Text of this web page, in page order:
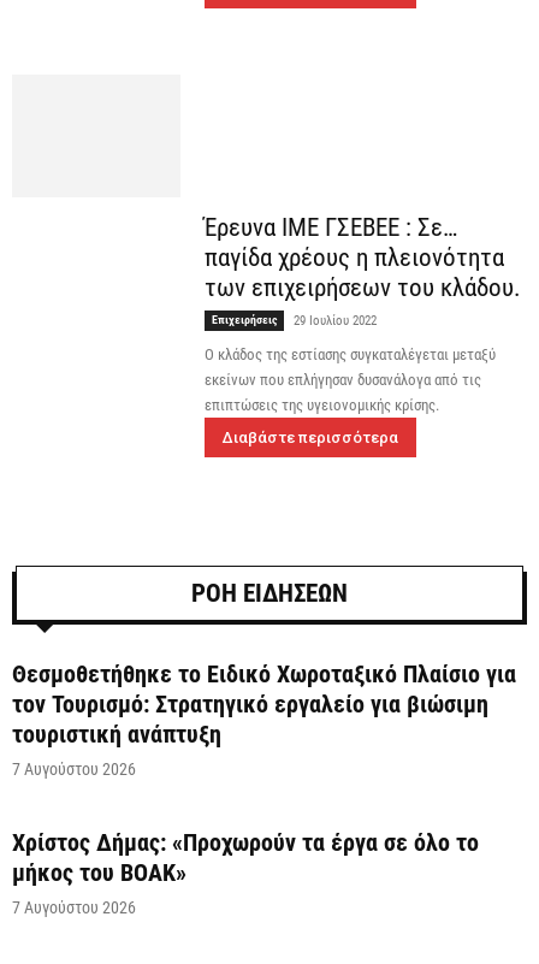
Έρευνα ΙΜΕ ΓΣΕΒΕΕ : Σε…
παγίδα χρέους η πλειονότητα
των επιχειρήσεων του κλάδου.
Επιχειρήσεις 29 Ιουλίου 2022
Ο κλάδος της εστίασης συγκαταλέγεται μεταξύ
εκείνων που επλήγησαν δυσανάλογα από τις
επιπτώσεις της υγειονομικής κρίσης.
Διαβάστε περισσότερα
ΡΟΗ ΕΙΔΗΣΕΩΝ
Θεσμοθετήθηκε το Ειδικό Χωροταξικό Πλαίσιο για
τον Τουρισμό: Στρατηγικό εργαλείο για βιώσιμη
τουριστική ανάπτυξη
7 Αυγούστου 2026
Χρίστος Δήμας: «Προχωρούν τα έργα σε όλο το
μήκος του ΒΟΑΚ»
7 Αυγούστου 2026